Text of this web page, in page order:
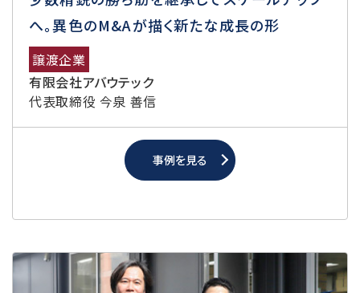
へ。異色のM&Aが描く新たな成長の形
譲渡企業
有限会社アバウテック
代表取締役 今泉 善信
事例を見る